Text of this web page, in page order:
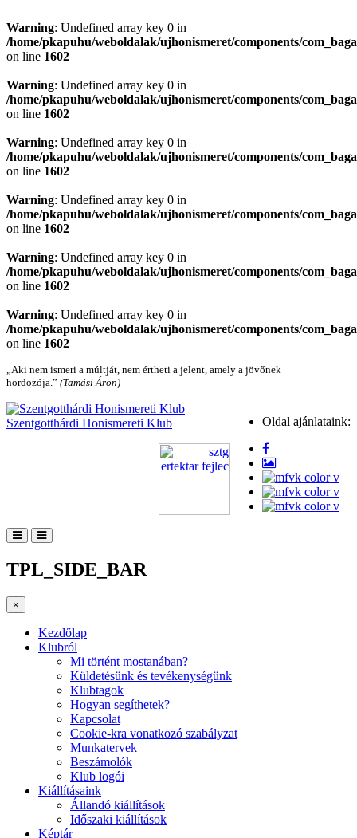
Warning: Undefined array key 0 in
/home/pkapuhu/weboldalak/ujhonismeret/components/
on line 1602
Warning: Undefined array key 0 in
/home/pkapuhu/weboldalak/ujhonismeret/components/
on line 1602
Warning: Undefined array key 0 in
/home/pkapuhu/weboldalak/ujhonismeret/components/
on line 1602
Warning: Undefined array key 0 in
/home/pkapuhu/weboldalak/ujhonismeret/components/
on line 1602
Warning: Undefined array key 0 in
/home/pkapuhu/weboldalak/ujhonismeret/components/
on line 1602
Warning: Undefined array key 0 in
/home/pkapuhu/weboldalak/ujhonismeret/components/
on line 1602
„Aki nem ismeri a múltját, nem értheti a jelent, amely a jövőnek
hordozója.” (Tamási Áron)
Oldal ajánlataink:
Szentgotthárdi Honismereti Klub
TPL_SIDE_BAR
×
Kezdőlap
Klubról
Mi történt mostanában?
Küldetésünk és tevékenységünk
Klubtagok
Hogyan segíthetek?
Kapcsolat
Cookie-kra vonatkozó szabályzat
Munkatervek
Beszámolók
Klub logói
Kiállításaink
Állandó kiállítások
Időszaki kiállítások
Képtár